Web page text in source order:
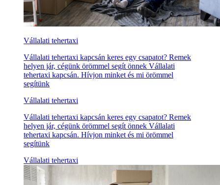
Vállalati tehertaxi
Vállalati tehertaxi kapcsán keres egy csapatot? Remek
helyen jár, cégünk örömmel segít önnek Vállalati
tehertaxi kapcsán. Hívjon minket és mi örömmel
segítünk
Vállalati tehertaxi
Vállalati tehertaxi kapcsán keres egy csapatot? Remek
helyen jár, cégünk örömmel segít önnek Vállalati
tehertaxi kapcsán. Hívjon minket és mi örömmel
segítünk
Vállalati tehertaxi